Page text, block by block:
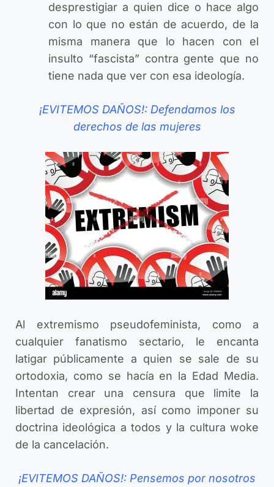
desprestigiar a quien dice o hace algo
con lo que no están de acuerdo, de la
misma manera que lo hacen con el
insulto “fascista” contra gente que no
tiene nada que ver con esa ideología.
¡EVITEMOS DAÑOS!: Defendamos los
derechos de las mujeres
Al extremismo pseudofeminista, como a
cualquier fanatismo sectario, le encanta
latigar públicamente a quien se sale de su
ortodoxia, como se hacía en la Edad Media.
Intentan crear una censura que limite la
libertad de expresión, así como imponer su
doctrina ideológica a todos y la cultura woke
de la cancelación.
¡EVITEMOS DAÑOS!: Pensemos por nosotros